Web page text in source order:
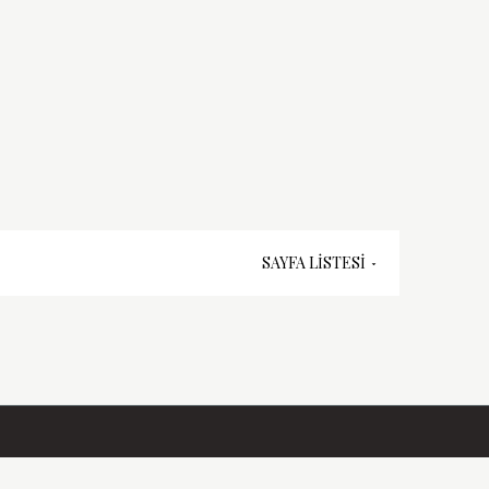
SAYFA LISTESI